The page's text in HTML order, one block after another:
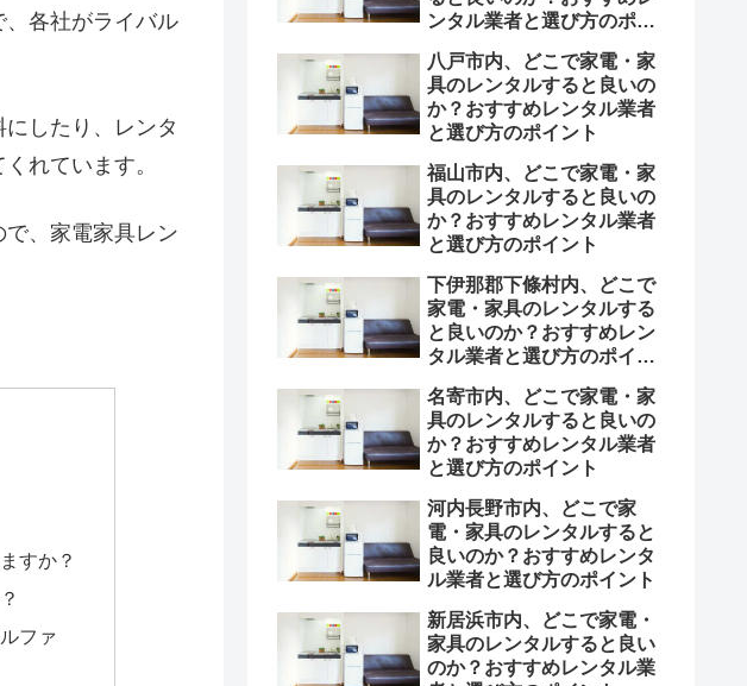
各社がライバル
したり、レンタ
れています。
、家電家具レン
すか？
ファ
ンタル業者と選び方のポイ
八戸市内、どこで家電・家
具のレンタルすると良いの
か？おすすめレンタル業者
と選び方のポイント
福山市内、どこで家電・家
具のレンタルすると良いの
か？おすすめレンタル業者
と選び方のポイント
下伊那郡下條村内、どこで
家電・家具のレンタルする
と良いのか？おすすめレン
タル業者と選び方のポイン
名寄市内、どこで家電・家
具のレンタルすると良いの
か？おすすめレンタル業者
と選び方のポイント
河内長野市内、どこで家
電・家具のレンタルすると
良いのか？おすすめレンタ
ル業者と選び方のポイント
新居浜市内、どこで家電・
家具のレンタルすると良い
のか？おすすめレンタル業